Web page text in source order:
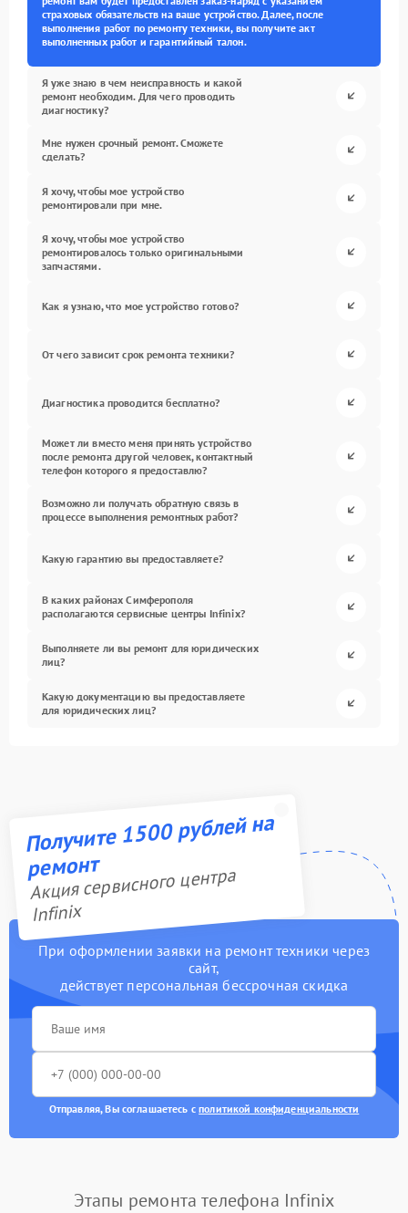
страховых обязательств на ваше устройство. Далее, после
выполнения работ по ремонту техники, вы получите акт
выполненных работ и гарантийный талон.
Я уже знаю в чем неисправность и какой
ремонт необходим. Для чего проводить
диагностику?
Мне нужен срочный ремонт. Сможете
сделать?
Я хочу, чтобы мое устройство
ремонтировали при мне.
Я хочу, чтобы мое устройство
ремонтировалось только оригинальными
запчастями.
Как я узнаю, что мое устройство готово?
От чего зависит срок ремонта техники?
Диагностика проводится бесплатно?
Может ли вместо меня принять устройство
после ремонта другой человек, контактный
телефон которого я предоставлю?
Возможно ли получать обратную связь в
процессе выполнения ремонтных работ?
Какую гарантию вы предоставляете?
В каких районах Симферополя
располагаются сервисные центры Infinix?
Выполняете ли вы ремонт для юридических
лиц?
Какую документацию вы предоставляете
для юридических лиц?
Получите 1500 рублей на
ремонт
Акция сервисного центра
Infinix
При оформлении заявки на ремонт техники через
сайт,
действует персональная бессрочная скидка
Отправляя, Вы соглашаетесь сполитикой конфиденциальности
Этапы ремонта телефона Infinix